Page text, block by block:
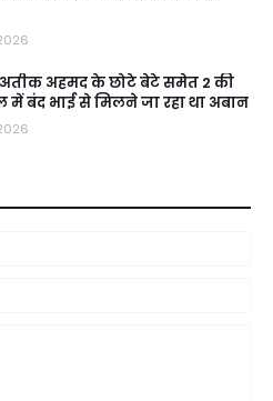
अहमद के छोटे बेटे समेत 2 की
में बंद भाई से मिलने जा रहा था अबान